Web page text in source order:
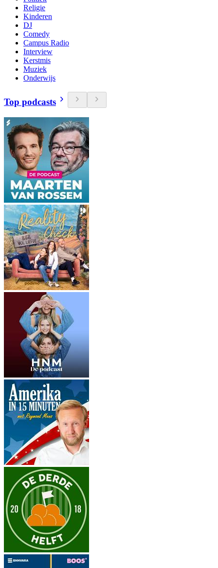
Religie
Kinderen
DJ
Comedy
Campus Radio
Interview
Kerstmis
Muziek
Onderwijs
Top podcasts